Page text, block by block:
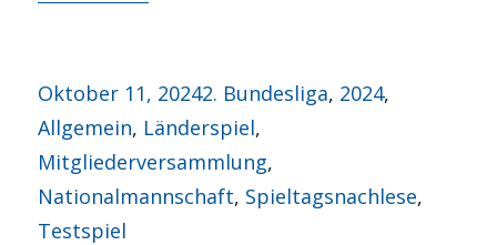
Veröffentlicht
am
Oktober 11, 2024Kategorien
2. Bundesliga, 2024,
Allgemein, Länderspiel,
Mitgliederversammlung,
Nationalmannschaft, Spieltagsnachlese,
Testspiel